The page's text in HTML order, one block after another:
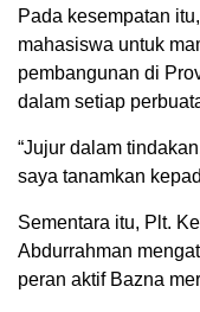
Pada kesempatan
mahasiswa untuk
pembangunan di
dalam setiap
“Jujur dalam
saya tanamkan
Sementara itu, Plt.
Abdurrahman
peran aktif Bazna